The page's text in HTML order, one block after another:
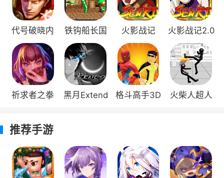
动画原班声优配音，为我们带来脑海中熟悉的感
动
4、新增积分广告墙，完成下载任务获得贡
献值
5、奥义需要被解锁，解锁之后角色会被彻
底的觉醒
家深受喜爱，画质超高的人物立绘
小编评价
代号破晓内
测版
铁钩船长国
际版
火影战记
2.05版
火影战记2.0
满人物版
祈求者之拳
黑月Extend
格斗高手3D
火柴人超人
推荐手游